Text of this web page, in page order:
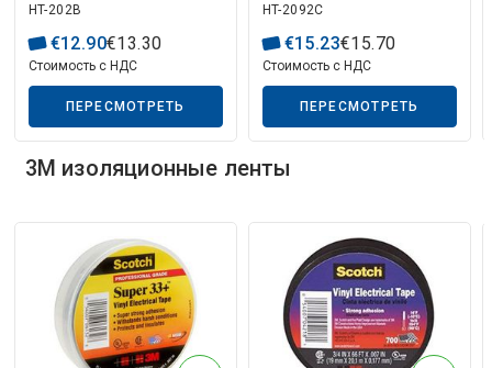
Описание искусственного интеллекта
0,08-2,0 мм²
HT-202B
€12.90€13.30
Стоимость с НДС
ПЕРЕСМОТРЕТЬ
HT-2092C
€15.23€15.70
Стоимость с НДС
ПЕРЕСМОТРЕТЬ
3M изоляционные ленты